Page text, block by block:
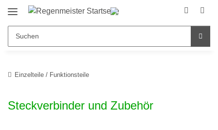
Einzelteile / Funktionsteile
Steckverbinder und Zubehör